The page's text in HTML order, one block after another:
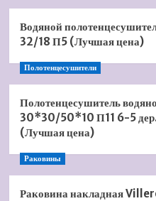
Водяной
32/18 П5 (Лучшая цена)
Полотенцесушители
Полотенцесушитель
30*30/50*10 П11 6-5
(Лучшая цена)
Раковины
Раковина накладная